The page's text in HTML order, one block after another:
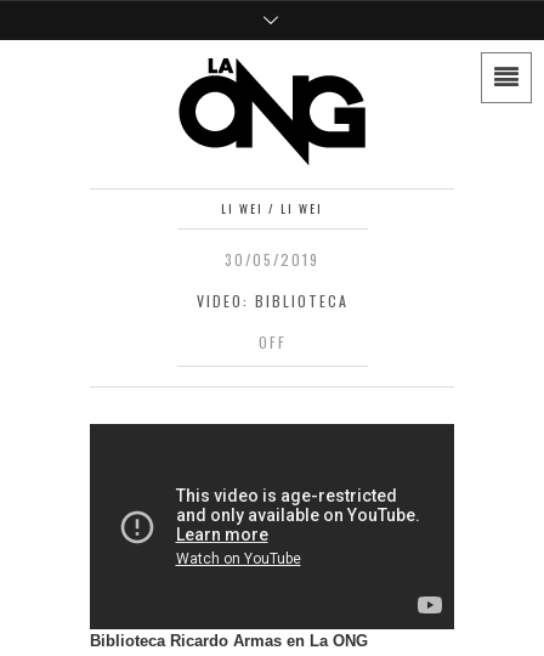
LI WEI / LI WEI
30/05/2019
VIDEO: BIBLIOTECA
OFF
Biblioteca Ricardo Armas en La ONG